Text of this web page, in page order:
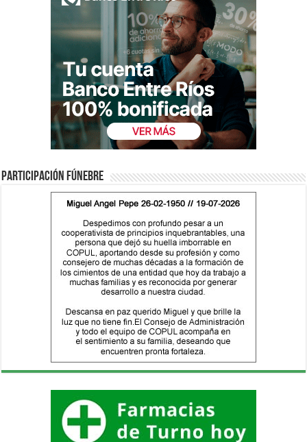
Participación fúnebre